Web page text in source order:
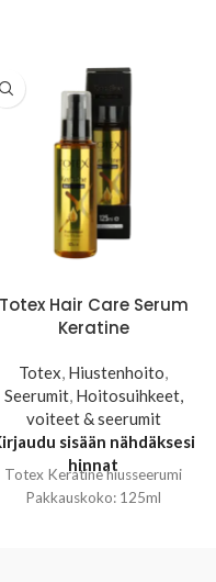
Totex Hair Care Serum
Keratine
Totex, Hiustenhoito,
Seerumit, Hoitosuihkeet,
voiteet & seerumit
sisään nähdäksesi
hinnat
Totex Keratine hiusseerumi
Pakkauskoko: 125ml